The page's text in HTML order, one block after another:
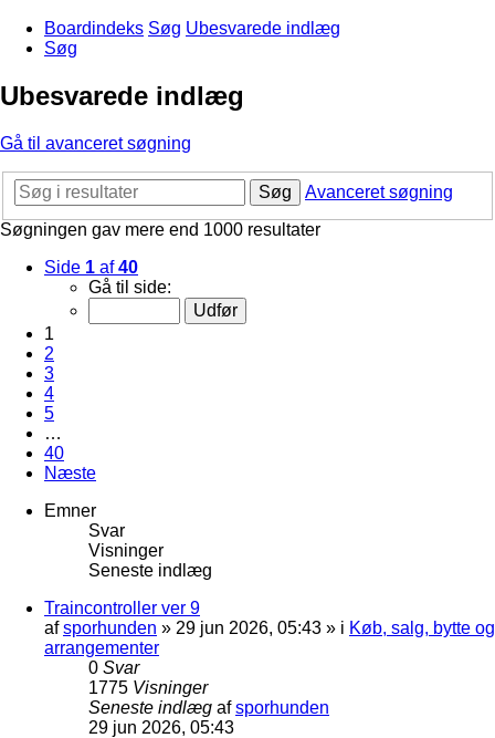
Boardindeks Søg Ubesvarede indlæg
Søg
Ubesvarede indlæg
Gå til avanceret søgning
Søg
Avanceret søgning
Søgningen gav mere end 1000 resultater
Side 1 af40
Gå til side:
1
2
3
4
5
…
40
Næste
Emner
Svar
Visninger
Seneste indlæg
Traincontroller ver 9
afsporhunden » 29 jun 2026, 05:43 » i Køb, salg, bytte og
arrangementer
0 Svar
1775 Visninger
Seneste indlæg afsporhunden
29 jun 2026, 05:43